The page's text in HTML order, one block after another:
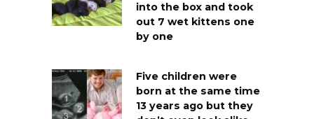
into the box and took
out 7 wet kittens one
by one
Five children were
born at the same time
13 years ago but they